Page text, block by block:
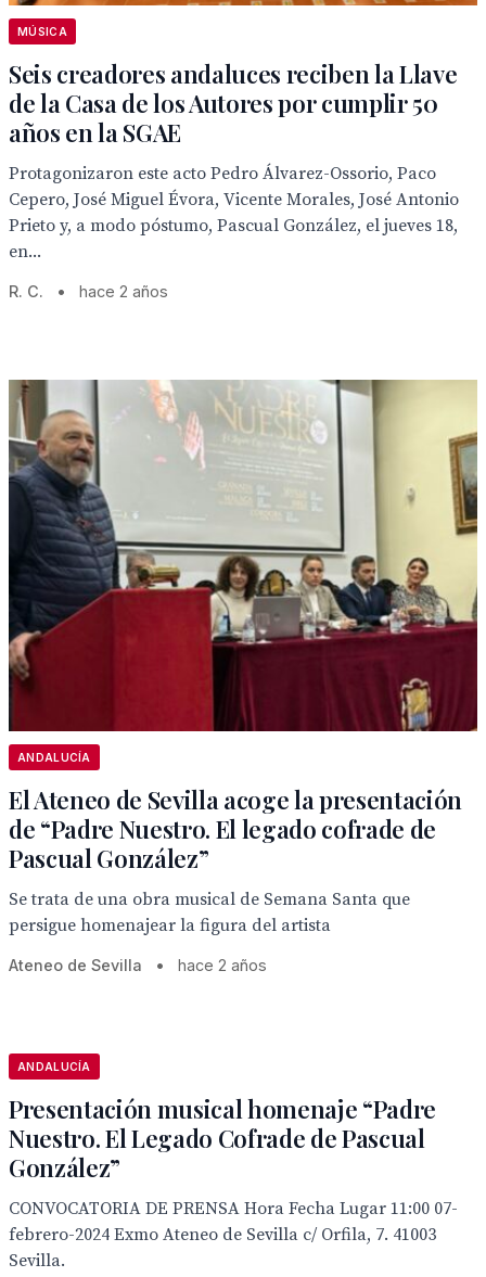
MÚSICA
Seis creadores andaluces reciben la Llave
de la Casa de los Autores por cumplir 50
años en la SGAE
Protagonizaron este acto Pedro Álvarez-Ossorio, Paco
Cepero, José Miguel Évora, Vicente Morales, José Antonio
Prieto y, a modo póstumo, Pascual González, el jueves 18,
en...
R. C. • hace 2 años
ANDALUCÍA
El Ateneo de Sevilla acoge la presentación
de “Padre Nuestro. El legado cofrade de
Pascual González”
Se trata de una obra musical de Semana Santa que
persigue homenajear la figura del artista
Ateneo de Sevilla • hace 2 años
ANDALUCÍA
Presentación musical homenaje “Padre
Nuestro. El Legado Cofrade de Pascual
González”
CONVOCATORIA DE PRENSA Hora Fecha Lugar 11:00 07-
febrero-2024 Exmo Ateneo de Sevilla c/ Orfila, 7. 41003
Sevilla.